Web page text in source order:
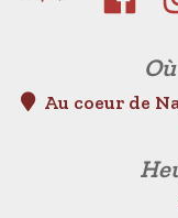
Au coeur de